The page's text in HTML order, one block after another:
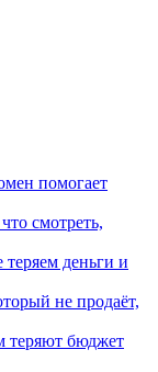
помогает
смотреть,
деньги и
не продаёт,
теряют бюджет